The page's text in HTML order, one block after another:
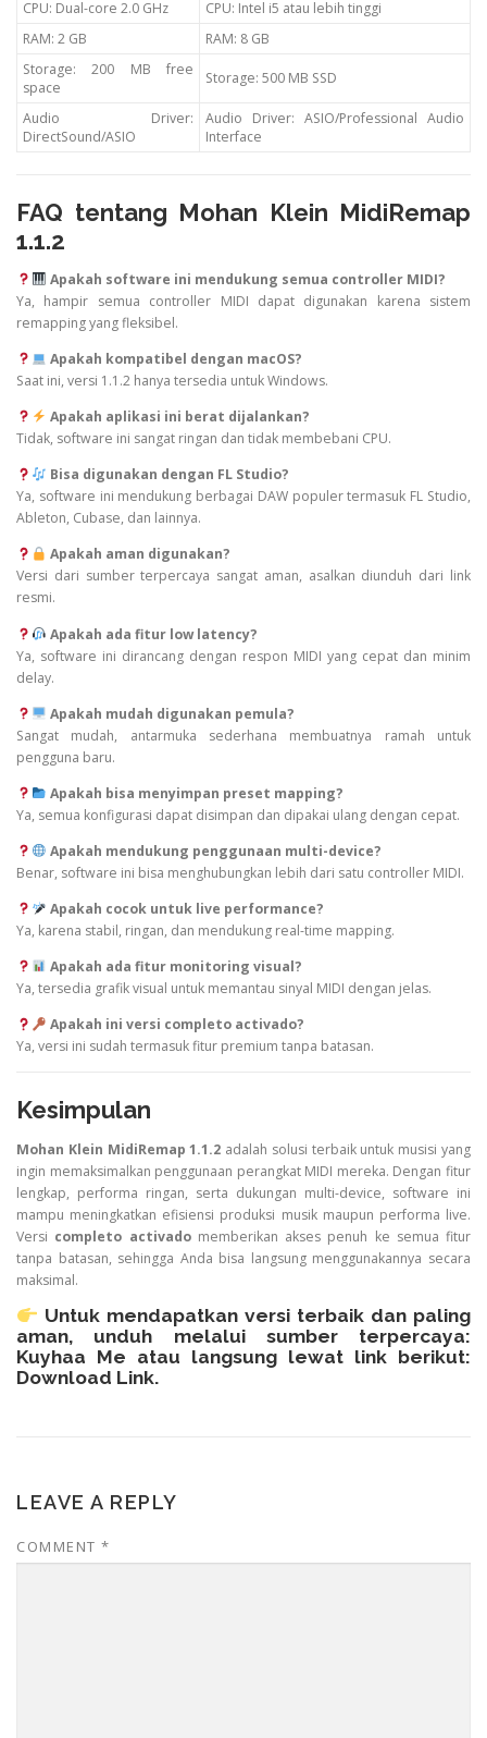
CPU: Dual-core 2.0 GHz
CPU: Intel i5 atau lebih tinggi
RAM: 2 GB
RAM: 8 GB
Storage: 200 MB free
space
Storage: 500 MB SSD
Audio Driver:
DirectSound/ASIO
Audio Driver: ASIO/Professional Audio
Interface
FAQ tentang Mohan Klein MidiRemap
1.1.2
Apakah software ini mendukung semua controller MIDI?
Ya, hampir semua controller MIDI dapat digunakan karena sistem
remapping yang fleksibel.
Apakah kompatibel dengan macOS?
Saat ini, versi 1.1.2 hanya tersedia untuk Windows.
Apakah aplikasi ini berat dijalankan?
Tidak, software ini sangat ringan dan tidak membebani CPU.
Bisa digunakan dengan FL Studio?
Ya, software ini mendukung berbagai DAW populer termasuk FL Studio,
Ableton, Cubase, dan lainnya.
Apakah aman digunakan?
Versi dari sumber terpercaya sangat aman, asalkan diunduh dari link
resmi.
Apakah ada fitur low latency?
Ya, software ini dirancang dengan respon MIDI yang cepat dan minim
delay.
Apakah mudah digunakan pemula?
Sangat mudah, antarmuka sederhana membuatnya ramah untuk
pengguna baru.
Apakah bisa menyimpan preset mapping?
Ya, semua konfigurasi dapat disimpan dan dipakai ulang dengan cepat.
Apakah mendukung penggunaan multi-device?
Benar, software ini bisa menghubungkan lebih dari satu controller MIDI.
Apakah cocok untuk live performance?
Ya, karena stabil, ringan, dan mendukung real-time mapping.
Apakah ada fitur monitoring visual?
Ya, tersedia grafik visual untuk memantau sinyal MIDI dengan jelas.
Apakah ini versi completo activado?
Ya, versi ini sudah termasuk fitur premium tanpa batasan.
Kesimpulan
Mohan Klein MidiRemap 1.1.2 adalah solusi terbaik untuk musisi yang
ingin memaksimalkan penggunaan perangkat MIDI mereka. Dengan fitur
lengkap, performa ringan, serta dukungan multi-device, software ini
mampu meningkatkan efisiensi produksi musik maupun performa live.
Versi completo activadomemberikan akses penuh ke semua fitur
tanpa batasan, sehingga Anda bisa langsung menggunakannya secara
maksimal.
Untuk mendapatkan versi terbaik dan paling
aman, unduh melalui sumber terpercaya:
Kuyhaa Me atau langsung lewat link berikut:
Download Link.
LEAVE A REPLY
COMMENT *